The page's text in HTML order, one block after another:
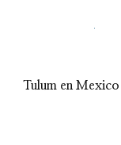
Tulum en Mexico